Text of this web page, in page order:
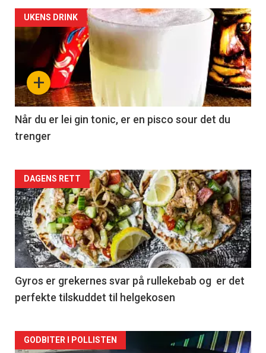
+
UKENS DRINK
Når du er lei gin tonic, er en pisco sour det du
trenger
Forsiden
akkurat
nå
-
2
DAGENS RETT
Gyros er grekernes svar på rullekebab og er det
perfekte tilskuddet til helgekosen
Forsiden
GODBITER I POLLISTEN